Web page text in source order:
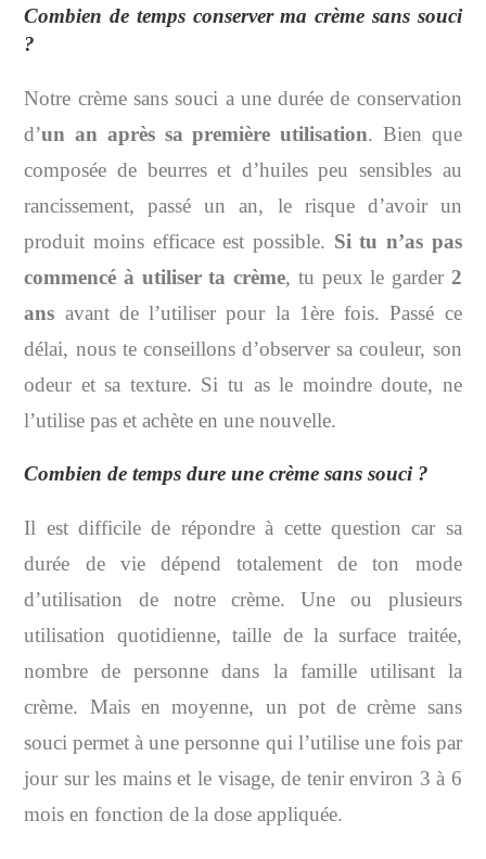
Combien de temps conserver ma crème sans souci
?
Notre crème sans souci a une durée de conservation
d’un an après sa première utilisation. Bien que
composée de beurres et d’huiles peu sensibles au
rancissement, passé un an, le risque d’avoir un
produit moins efficace est possible. Si tu n’as pas
commencé à utiliser ta crème, tu peux le garder 2
ans avant de l’utiliser pour la 1ère fois. Passé ce
délai, nous te conseillons d’observer sa couleur, son
odeur et sa texture. Si tu as le moindre doute, ne
l’utilise pas et achète en une nouvelle.
Combien de temps dure une crème sans souci ?
Il est difficile de répondre à cette question car sa
durée de vie dépend totalement de ton mode
d’utilisation de notre crème. Une ou plusieurs
utilisation quotidienne, taille de la surface traitée,
nombre de personne dans la famille utilisant la
crème. Mais en moyenne, un pot de crème sans
souci permet à une personne qui l’utilise une fois par
jour sur les mains et le visage, de tenir environ 3 à 6
mois en fonction de la dose appliquée.